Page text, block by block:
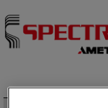
Skip to content